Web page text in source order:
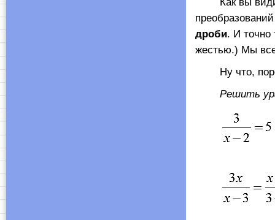
дроби. И точно
жестью.) Мы
Ну что,
Решить